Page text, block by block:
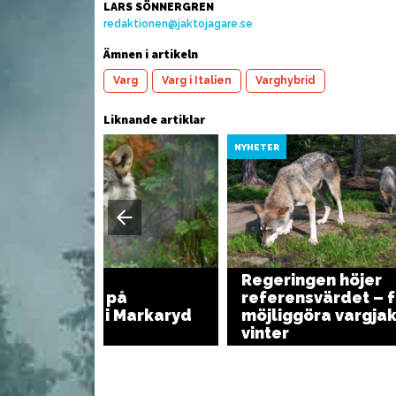
LARS SÖNNERGREN
redaktionen@jaktojagare.se
Ämnen i artikeln
Varg Varg i Italien Varghybrid
Liknande artiklar
på
och i Markaryd
NYHETER
Regeringen höjer
referensvärdet –
möjliggöra
vinter
Vårrullar med vilt